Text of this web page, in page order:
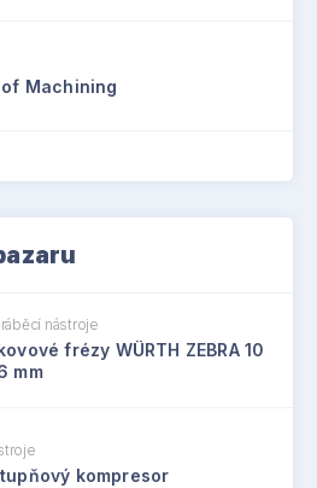
Machining
nástroje
frézy WÜRTH ZEBRA 10
mm
kompresor